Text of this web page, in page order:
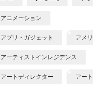
アニメーション
アプリ・ガジェット アメ
アーティストインレジデンス
アートディレクター アー